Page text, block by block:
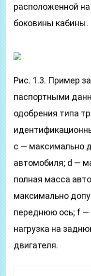
расположенной
боковины кабины.
Рис. 1.3. Пример
паспортными
одобрения типа
с — максимально
автомобиля; d —
полная масса
максимально
переднюю ось; f —
нагрузка на
двигателя.